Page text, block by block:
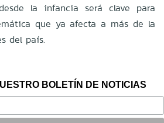
la infancia será clave para
que ya afecta a más de la
del país.
BOLETÍN DE NOTICIAS